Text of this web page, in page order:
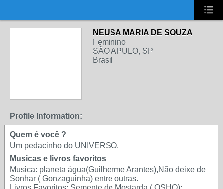
NEUSA MARIA DE SOUZA
Feminino
SÃO APULO, SP
Brasil
Profile Information:
Quem é você ?
Um pedacinho do UNIVERSO.
Musicas e livros favoritos
Musica: planeta água(Guilherme Arantes),Não deixe de
Sonhar ( Gonzaguinha) entre outras.
Livros Favoritos: Semente de Mostarda ( OSHO);